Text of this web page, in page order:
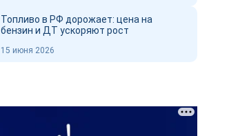
Топливо в РФ дорожает: цена на
бензин и ДТ ускоряют рост
15 июня 2026